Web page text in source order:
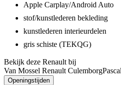
Apple Carplay/Android Auto
stof/kunstlederen bekleding
kunstlederen interieurdelen
gris schiste (TEKQG)
Bekijk deze Renault bij
Van Mossel Renault Culemborg
Openingstijden